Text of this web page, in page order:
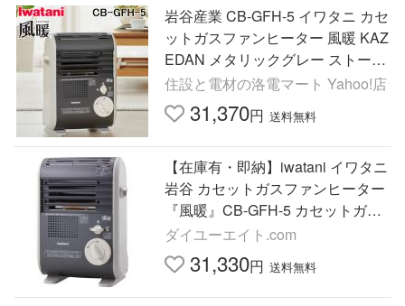
岩谷産業 CB-GFH-5 イワタニ カセ
ットガスファンヒーター 風暖 KAZ
EDAN メタリックグレー ストーブ
暖房 Iwatani
住設と電材の洛電マート Yahoo!店
31,370円 送料無料
【在庫有・即納】iwatani イワタニ
岩谷 カセットガスファンヒーター
『風暖』CB-GFH-5 カセットガス
ストーブ ポータブル 持ち運び コ
ードレス 非常時
ダイユーエイト.com
31,330円 送料無料